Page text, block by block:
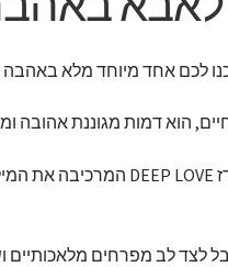
לכם אחד מיוחד מלא באהבה
הוא דמות מגוננת אהובה
לצד לב מפרחים